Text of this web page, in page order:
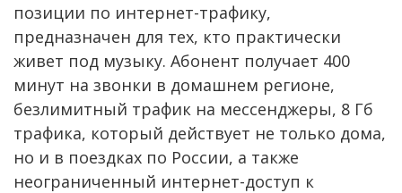
позиции по интернет-трафику,
предназначен для тех, кто практически
живет под музыку. Абонент получает 400
минут на звонки в домашнем регионе,
безлимитный трафик на мессенджеры, 8 Гб
трафика, который действует не только дома,
но и в поездках по России, а также
неограниченный интернет-доступ к